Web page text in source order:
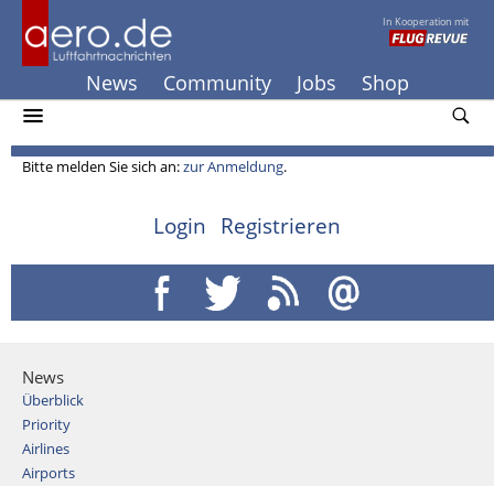
In Kooperation mit
News Community Jobs Shop
Bitte melden Sie sich an:zur Anmeldung.
Login Registrieren
News
Überblick
Priority
Airlines
Airports